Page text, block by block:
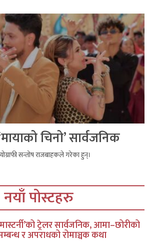
चिनो’ सार्वजनिक
सन्तोष राजबाहकले गरेका हुन्।
नयाँ पोस्टहरु
ट्रेलर सार्वजनिक, आमा–छोरीको
र अपराधको रोमाञ्चक कथा